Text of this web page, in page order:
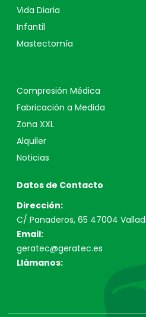
Vida Diaria
Infantil
Mastectomía
Compresión Médica
Fabricación a Medida
Zona XXL
Alquiler
Noticias
Datos de Contacto
Dirección:
C/ Panaderos, 65 47004
Email:
geratec@geratec.es
Llámanos: